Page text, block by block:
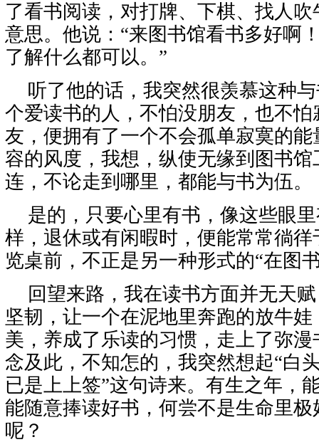
了看书阅读，对打牌、下棋、找人
意思。他说：“来图书馆看书多好啊
了解什么都可以。”
听了他的话，我突然很羡慕这种
个爱读书的人，不怕没朋友，也不
友，便拥有了一个不会孤单寂寞的
容的风度，我想，纵使无缘到图书
连，不论走到哪里，都能与书为伍。
是的，只要心里有书，像这些眼
样，退休或有闲暇时，便能常常徜
览桌前，不正是另一种形式的“在图
回望来路，我在读书方面并无天
坚韧，让一个在泥地里奔跑的放牛
美，养成了乐读的习惯，走上了弥
念及此，不知怎的，我突然想起“白
已是上上签”这句诗来。有生之年，
能随意捧读好书，何尝不是生命里
呢？